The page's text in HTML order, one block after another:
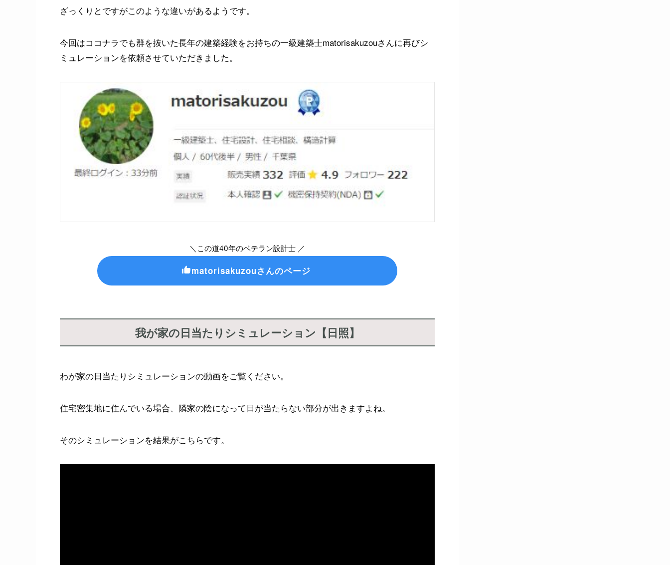
ざっくりとですがこのような違いがあるようです。
今回はココナラでも群を抜いた長年の建築経験をお持ちの一級建築士matorisakuzouさんに再びシ
ミュレーションを依頼させていただきました。
＼この道40年のベテラン設計士 ／
matorisakuzouさんのページ
我が家の日当たりシミュレーション【日照】
わが家の日当たりシミュレーションの動画をご覧ください。
住宅密集地に住んでいる場合、隣家の陰になって日が当たらない部分が出きますよね。
そのシミュレーションを結果がこちらです。